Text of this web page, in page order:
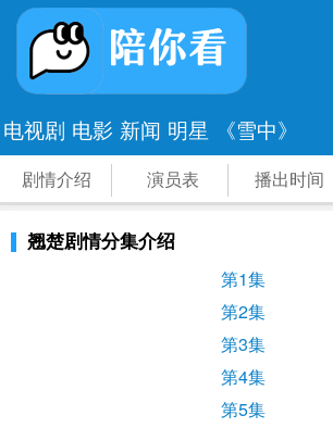
电视剧 电影 新闻 明星 《雪中》
剧情介绍 演员表 播出时间
翘楚剧情分集介绍
第1集
第2集
第3集
第4集
第5集